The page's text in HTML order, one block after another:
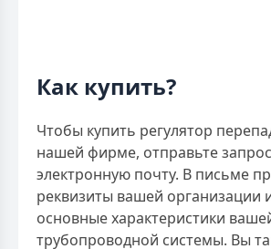
Как купить?
Чтобы купить регулятор
нашей фирме, отправьте
электронную почту. В письме
реквизиты вашей организации
основные характеристики
трубопроводной системы. Вы